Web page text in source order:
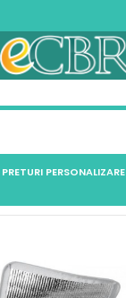
PRETURI PERSONALIZARE